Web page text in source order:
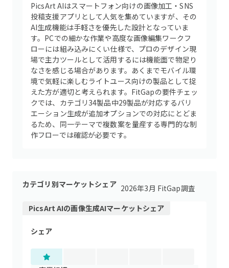
PicsArt AIはスマートフォン向けの画像加工・SNS
投稿支援アプリとして人気を集めていますが、その
AI生成機能は手軽さを優先した設計となっていま
す。PCでの細かな作業や高度な画像編集ワークフ
ローには組み込みにくい仕様で、プロのデザイン現
場で主力ツールとして活用するには機能面で物足り
なさを感じる場合があります。あくまでモバイル環
境で気軽に楽しむライトユース向けの製品として捉
えた方が適切と考えられます。FitGapの要件チェッ
クでは、カテゴリ34製品中29製品が対応するバリ
エーション生成が追加オプションでの対応にとどま
るため、同一テーマで複数案を量産する専門的な制
作フローでは確認が必要です。
カテゴリ別マーケットシェア 2026年3月 FitGap調査
PicsArt AIの画像生成AIマーケットシェア
シェア